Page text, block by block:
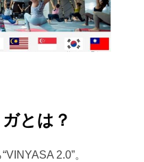
とは？
2.0”。